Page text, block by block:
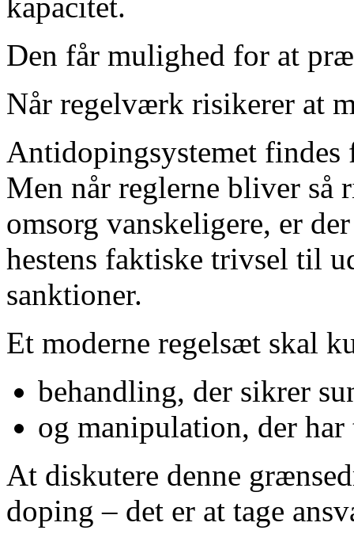
kapacitet.
Den får mulighed for at
Når regelværk risikerer at
Antidopingsystemet findes
Men når reglerne bliver så
omsorg vanskeligere, er
hestens faktiske trivsel til
sanktioner.
Et moderne regelsæt skal
behandling, der sikrer
og manipulation, der
At diskutere denne
doping – det er at tage